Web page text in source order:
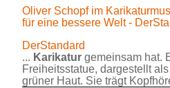
Oliver Schopf im
für eine bessere Welt -
DerStandard
... Karikatur gemeinsam hat.
Freiheitsstatue, dargestellt
grüner Haut. Sie trägt